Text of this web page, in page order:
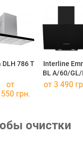
DLH 786 T
Interline
BL A/60/GL/
от
грн.
от 3 490
очистки